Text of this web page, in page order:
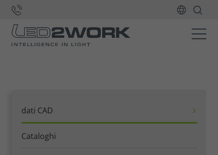
Home Downloads dati CAD
dati CAD
Cataloghi